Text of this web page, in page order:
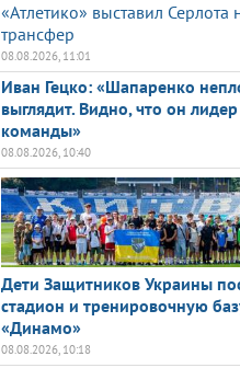
«Атлетико» выставил Серлота
трансфер
08.08.2026, 11:01
Иван Гецко: «Шапаренко
выглядит. Видно, что он лидер
команды»
08.08.2026, 10:40
Дети Защитников Украины
стадион и тренировочную
«Динамо»
08.08.2026, 10:18